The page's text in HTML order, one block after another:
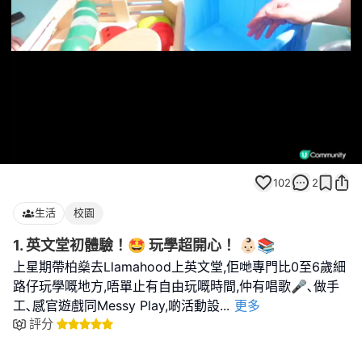
100.00%
Unmute
102 2
生活 校園
1. 英文堂初體驗！🤩 玩學超開心！ 👶🏻📚
上星期帶柏燊去Llamahood上英文堂,佢哋專門比0至6歲細
路仔玩學嘅地方,唔單止有自由玩嘅時間,仲有唱歌🎤､做手
工､感官遊戲同Messy Play,啲活動設... 更多
評分